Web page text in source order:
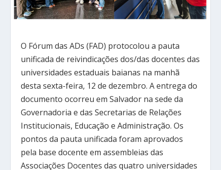
O Fórum das ADs (FAD) protocolou a pauta
unificada de reivindicações dos/das docentes das
universidades estaduais baianas na manhã
desta sexta-feira, 12 de dezembro. A entrega do
documento ocorreu em Salvador na sede da
Governadoria e das Secretarias de Relações
Institucionais, Educação e Administração. Os
pontos da pauta unificada foram aprovados
pela base docente em assembleias das
Associações Docentes das quatro universidades